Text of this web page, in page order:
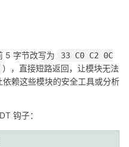
5 字节改写为
33 C0 C2 0C
），直接短路返回，让模块无法
赖这些模块的安全工具或分析
钩子：